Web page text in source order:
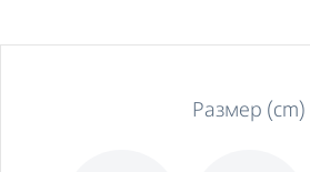
Размер (cm)